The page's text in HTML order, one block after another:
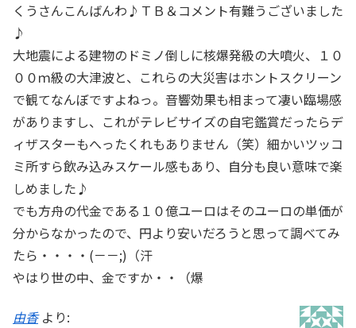
くうさんこんばんわ♪ＴＢ＆コメント有難うございました
♪
大地震による建物のドミノ倒しに核爆発級の大噴火、１０
００ｍ級の大津波と、これらの大災害はホントスクリーン
で観てなんぼですよねっ。音響効果も相まって凄い臨場感
がありますし、これがテレビサイズの自宅鑑賞だったらデ
ィザスターもへったくれもありません（笑）細かいツッコ
ミ所すら飲み込みスケール感もあり、自分も良い意味で楽
しめました♪
でも方舟の代金である１０億ユーロはそのユーロの単価が
分からなかったので、円より安いだろうと思って調べてみ
たら・・・・(－－;)（汗
やはり世の中、金ですか・・（爆
由香 より: